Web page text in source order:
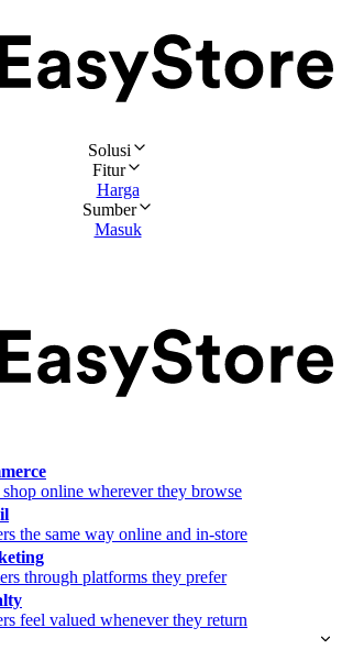
Solusi
Fitur
Harga
Sumber
Masuk
online wherever they browse
the same way online and in-store
through platforms they prefer
feel valued whenever they return